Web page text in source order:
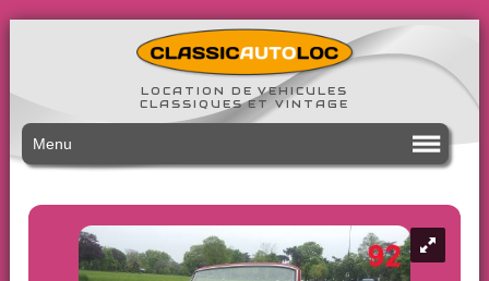
LOCATION DE VEHICULES
CLASSIQUES ET VINTAGE
Menu